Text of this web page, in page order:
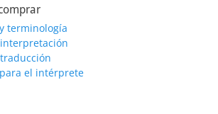
terminología
el intérprete